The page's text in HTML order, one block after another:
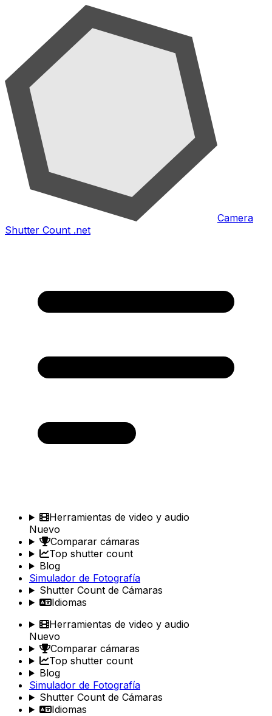
Camera
Shutter Count .net
Herramientas de video y audio
Nuevo
Comparar cámaras
Top shutter count
Blog
Simulador de Fotografía
Shutter Count de Cámaras
Idiomas
Herramientas de video y audio
Nuevo
Comparar cámaras
Top shutter count
Blog
Simulador de Fotografía
Shutter Count de Cámaras
Idiomas